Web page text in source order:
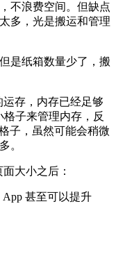
不浪费空间。但缺点
多，光是搬运和管理
是纸箱数量少了，搬
存，内存已经足够
子来管理内存，反
子，虽然可能会稍微
。
大小之后：
甚至可以提升